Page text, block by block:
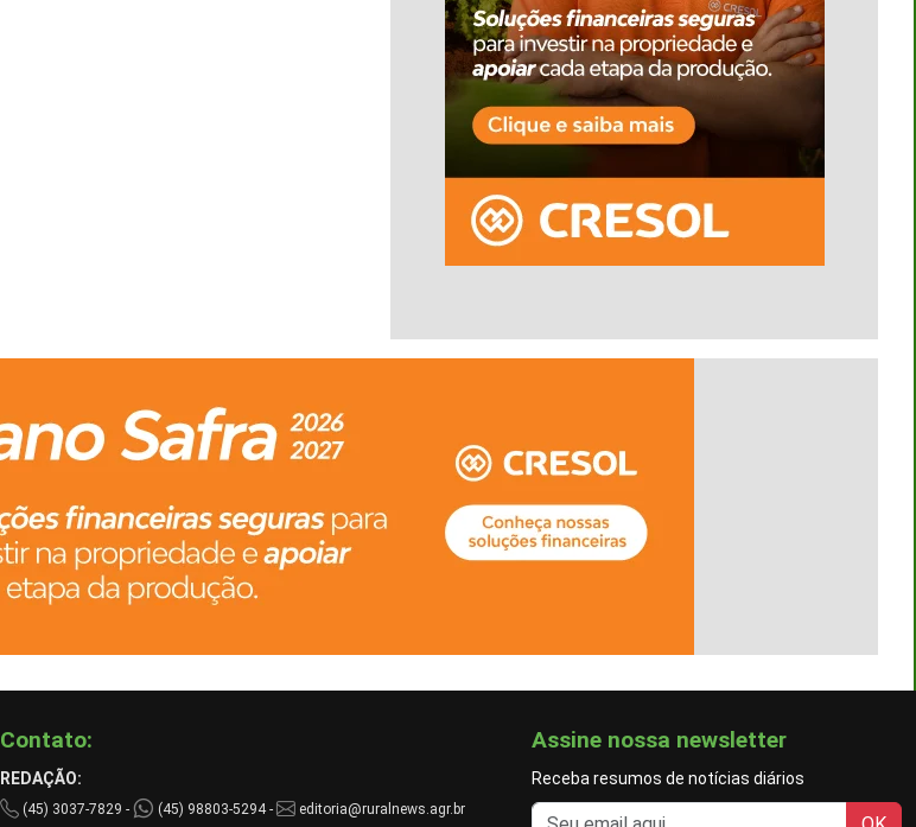
Contato:
REDAÇÃO:
(45) 3037-7829 - (45) 98803-5294 - editoria@ruralnews.agr.br
Assine nossa newsletter
Receba resumos de notícias diários